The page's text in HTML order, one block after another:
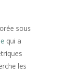
sous
qui a
les